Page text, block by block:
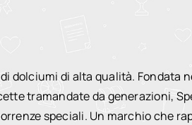
dolciumi di alta qualità. Fondata
tramandate da generazioni,
speciali. Un marchio che